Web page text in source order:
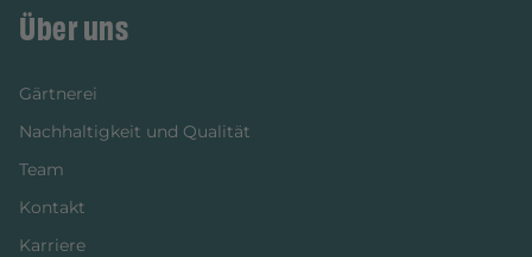
Über uns
Gärtnerei
Nachhaltigkeit und Qualität
Team
Kontakt
Karriere